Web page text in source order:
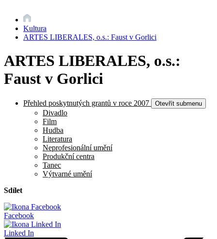
Kultura
ARTES LIBERALES, o.s.: Faust v Gorlici
ARTES LIBERALES, o.s.:
Faust v Gorlici
Přehled poskytnutých grantů v roce 2007 Otevřít submenu
Divadlo
Film
Hudba
Literatura
Neprofesionální umění
Produkční centra
Tanec
Výtvarné umění
Sdílet
Facebook
Linked In